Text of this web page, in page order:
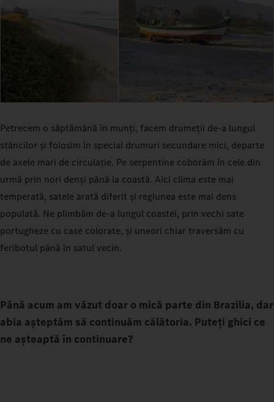
Petrecem o săptămână în munți, facem drumeții de-a lungul
stâncilor și folosim în special drumuri secundare mici, departe
de axele mari de circulație. Pe serpentine coborâm în cele din
urmă prin nori denși până la coastă. Aici clima este mai
temperată, satele arată diferit și regiunea este mai dens
populată. Ne plimbăm de-a lungul coastei, prin vechi sate
portugheze cu case colorate, și uneori chiar traversăm cu
feribotul până în satul vecin.
Până acum am văzut doar o mică parte din Brazilia, dar
abia așteptăm să continuăm călătoria. Puteți ghici ce
ne așteaptă în continuare?